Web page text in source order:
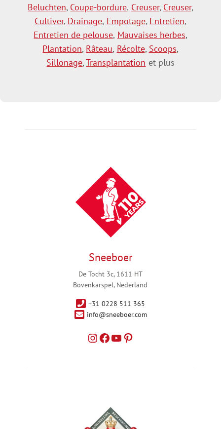
Beluchten, Coupe-bordure, Creuser, Creuser,
Cultiver, Drainage, Empotage, Entretien,
Entretien de pelouse, Mauvaises herbes,
Plantation, Râteau, Récolte, Scoops,
Sillonage,Transplantation et plus
Sneeboer
De Tocht 3c, 1611 HT
Bovenkarspel, Nederland
+31 0228 511 365
info@sneeboer.com